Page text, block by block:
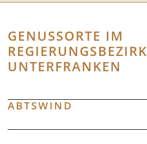
GENUSSORTE IM
REGIERUNGSBEZIRK
UNTERFRANKEN
ABTSWIND